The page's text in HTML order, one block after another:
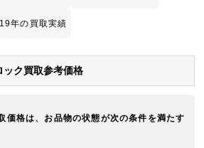
年の買取実績
ック買取参考価格
価格は、お品物の状態が次の条件を満たす